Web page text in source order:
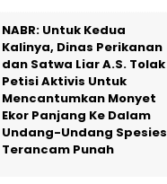
NABR: Untuk Kedua
Kalinya, Dinas Perikanan
dan Satwa Liar A.S. Tolak
Petisi Aktivis Untuk
Mencantumkan Monyet
Ekor Panjang Ke Dalam
Undang-Undang Spesies
Terancam Punah